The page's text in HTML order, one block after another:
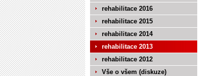
rehabilitace 2016
rehabilitace 2015
rehabilitace 2014
rehabilitace 2013
rehabilitace 2012
Vše o všem (diskuze)